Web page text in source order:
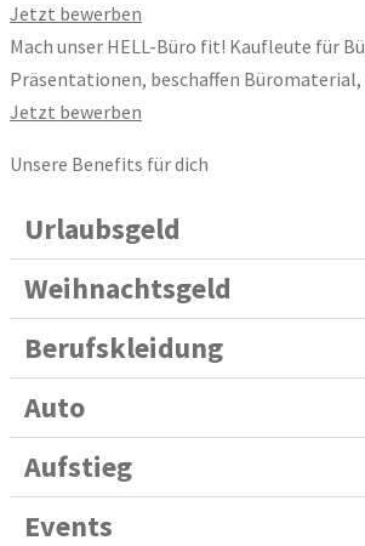
Jetzt bewerben
Mach unser HELL-Büro fit! Kaufleute für
Präsentationen, beschaffen
Jetzt bewerben
Unsere Benefits für dich
Urlaubsgeld
Weihnachtsgeld
Berufskleidung
Auto
Aufstieg
Events